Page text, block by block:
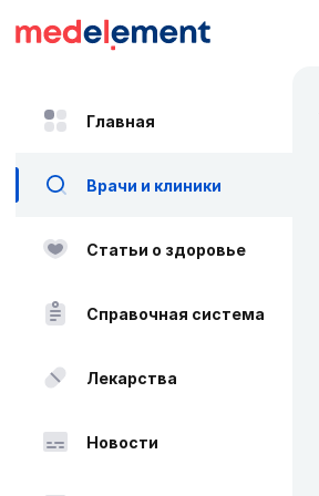
Главная
Врачи и клиники
Статьи о здоровье
Справочная система
Лекарства
Новости